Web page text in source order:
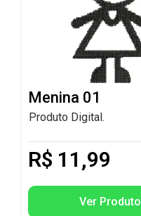
Menina 01
Produto Digital.
R$ 11,99
Ver Produto